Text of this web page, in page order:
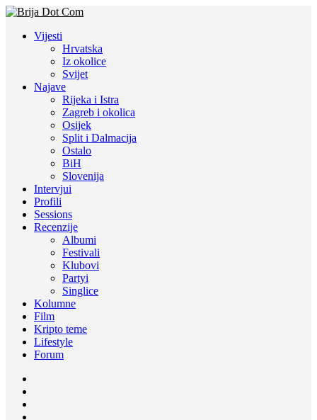
Vijesti
Hrvatska
Iz okolice
Svijet
Najave
Rijeka i Istra
Zagreb i okolica
Osijek
Split i Dalmacija
Ostalo
BiH
Slovenija
Intervjui
Profili
Sessions
Recenzije
Albumi
Festivali
Klubovi
Partyi
Singlice
Kolumne
Film
Kripto teme
Lifestyle
Forum